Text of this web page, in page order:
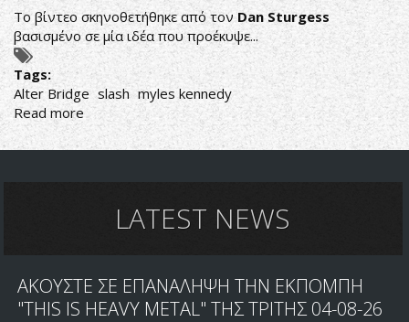
Το βίντεο σκηνοθετήθηκε από τον Dan Sturgess
βασισμένο σε μία ιδέα που προέκυψε...
Tags:
Alter Bridge slash myles kennedy
Read more about
ΠΡΩΤΟ
SOLO
MYLES
ΜΑΡΤΙΟ
LATEST NEWS
ΑΚΟΥΣΤΕ ΣΕ ΕΠΑΝΑΛΗΨΗ ΤΗΝ ΕΚΠΟΜΠΗ
"THIS IS HEAVY METAL" ΤΗΣ ΤΡΙΤΗΣ 04-08-26